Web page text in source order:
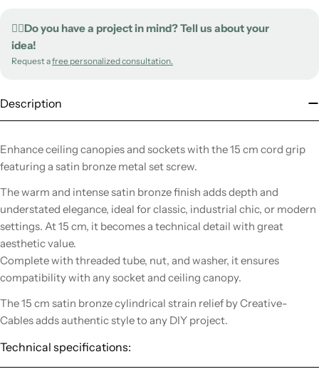
✍🏻Do you have a project in mind? Tell us about your
idea!
Request afree personalized consultation.
Description
Enhance ceiling canopies and sockets with the 15 cm cord grip
featuring a satin bronze metal set screw.
The warm and intense satin bronze finish adds depth and
understated elegance, ideal for classic, industrial chic, or modern
settings. At 15 cm, it becomes a technical detail with great
aesthetic value.
Complete with threaded tube, nut, and washer, it ensures
compatibility with any socket and ceiling canopy.
The 15 cm satin bronze cylindrical strain relief by Creative-
Cables adds authentic style to any DIY project.
Technical specifications: